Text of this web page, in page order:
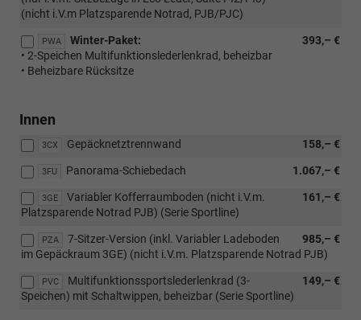
(nicht i.V.m Platzsparende Notrad, PJB/PJC)
PWA 393,– €
Winter-Paket:
• 2-Speichen Multifunktionslederlenkrad, beheizbar
• Beheizbare Rücksitze
Innen
3CX 158,– €
Gepäcknetztrennwand
3FU 1.067,– €
Panorama-Schiebedach
3GE 161,– €
Variabler Kofferraumboden (nicht i.V.m.
Platzsparende Notrad PJB) (Serie Sportline)
PZA 985,– €
7-Sitzer-Version (inkl. Variabler Ladeboden
im Gepäckraum 3GE) (nicht i.V.m. Platzsparende Notrad PJB)
PVC 149,– €
Multifunktionssportslederlenkrad (3-
Speichen) mit Schaltwippen, beheizbar (Serie Sportline)